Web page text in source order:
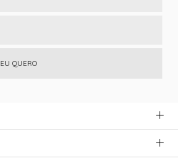
EU QUERO